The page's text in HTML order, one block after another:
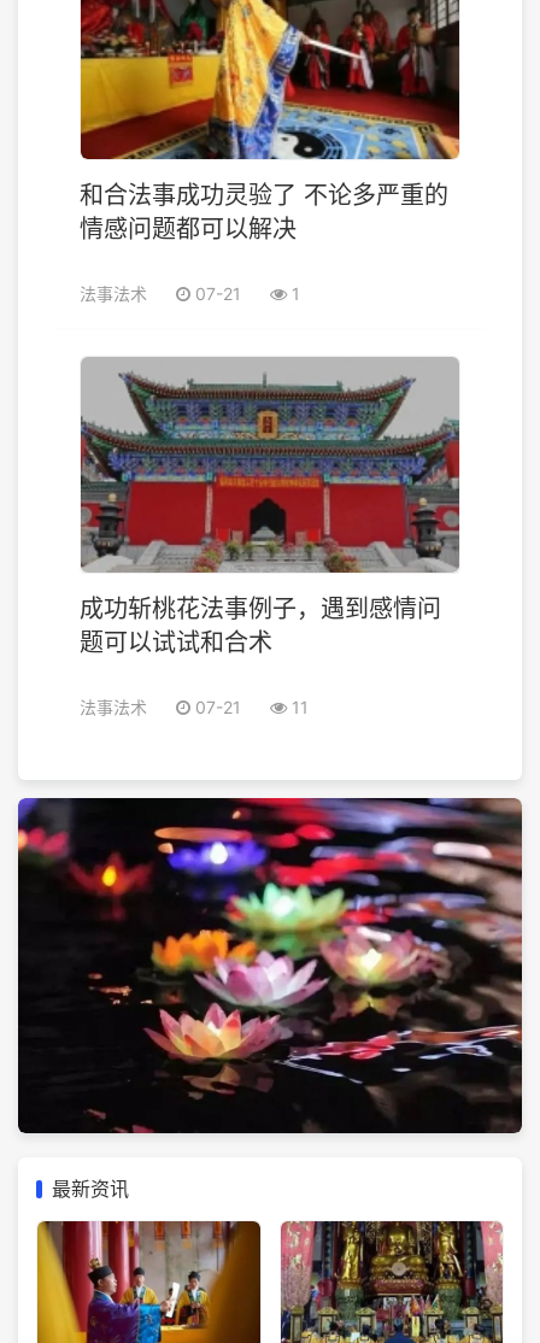
和合法事成功灵验了 不论多严重的
情感问题都可以解决
法事法术 07-21 1
成功斩桃花法事例子，遇到感情问
题可以试试和合术
法事法术 07-21 11
最新资讯